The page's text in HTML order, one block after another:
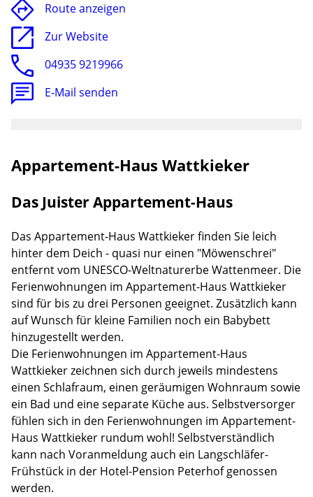
Lade
Appartement-Haus Wattkieker
Das Juister Appartement-Haus
Das Appartement-Haus Wattkieker finden Sie leich
hinter dem Deich - quasi nur einen "Möwenschrei"
entfernt vom UNESCO-Weltnaturerbe Wattenmeer. Die
Ferienwohnungen im Appartement-Haus Wattkieker
sind für bis zu drei Personen geeignet. Zusätzlich kann
auf Wunsch für kleine Familien noch ein Babybett
hinzugestellt werden.
Die Ferienwohnungen im Appartement-Haus
Wattkieker zeichnen sich durch jeweils mindestens
einen Schlafraum, einen geräumigen Wohnraum sowie
ein Bad und eine separate Küche aus. Selbstversorger
fühlen sich in den Ferienwohnungen im Appartement-
Haus Wattkieker rundum wohl! Selbstverständlich
kann nach Voranmeldung auch ein Langschläfer-
Frühstück in der Hotel-Pension Peterhof genossen
werden.
Route anzeigen
Zur Website
04935 9219966
E-Mail senden